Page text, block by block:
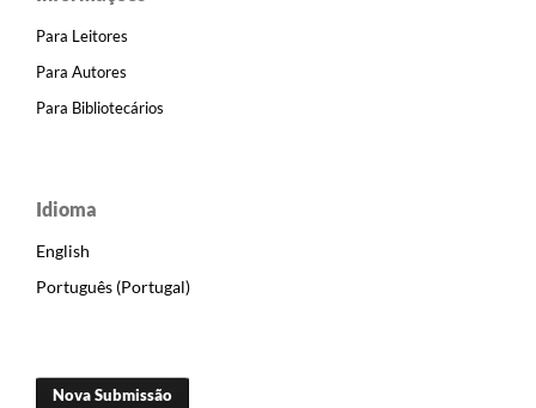
Para Leitores
Para Autores
Para Bibliotecários
Idioma
English
Português (Portugal)
Nova Submissão